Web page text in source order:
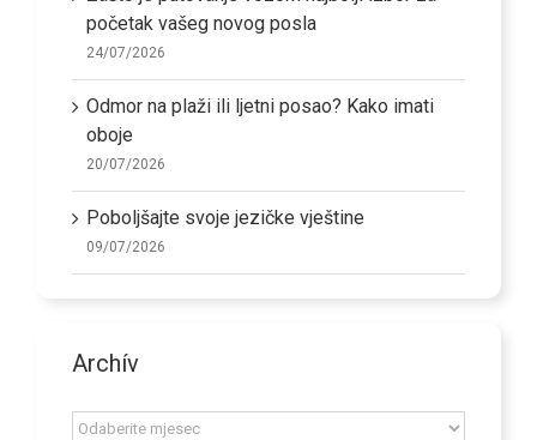
početak vašeg novog posla
24/07/2026
Odmor na plaži ili ljetni posao? Kako imati
oboje
20/07/2026
Poboljšajte svoje jezičke vještine
09/07/2026
Archív
Archív